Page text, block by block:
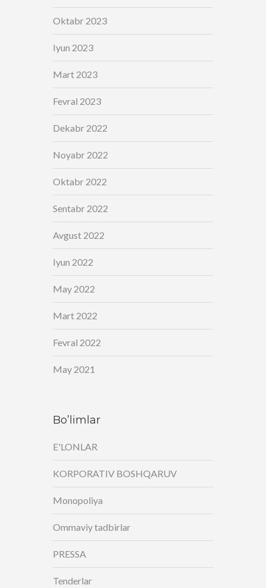
Oktabr 2023
Iyun 2023
Mart 2023
Fevral 2023
Dekabr 2022
Noyabr 2022
Oktabr 2022
Sentabr 2022
Avgust 2022
Iyun 2022
May 2022
Mart 2022
Fevral 2022
May 2021
Bo’limlar
E'LONLAR
KORPORATIV BOSHQARUV
Monopoliya
Ommaviy tadbirlar
PRESSA
Tenderlar